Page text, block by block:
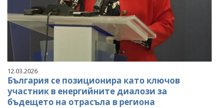
12.03.2026
България се позиционира като ключов
участник в енергийните диалози за
бъдещето на отрасъла в региона